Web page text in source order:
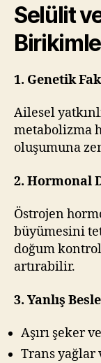
Selülit
1. Genetik
Ailesel
metabolizma
oluşumuna
2. Hormonal
Östrojen
büyümesini
doğum
artırabilir.
3. Yanlış
Aşırı şeker
Trans yağlar